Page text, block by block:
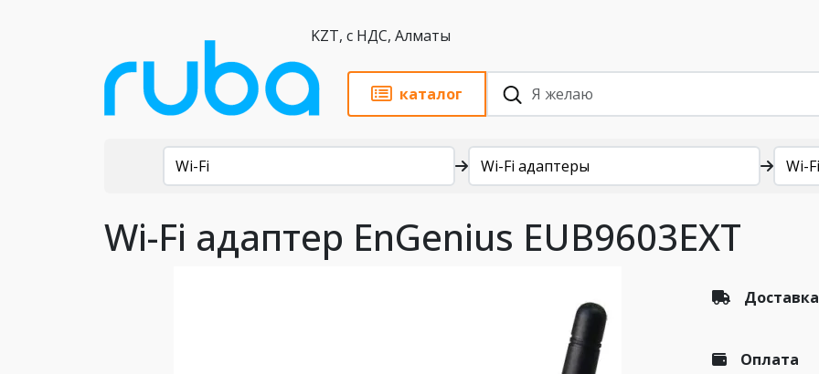
KZT, с НДС, Алматы
каталог
Каталог
Wi-Fi Wi-Fi адаптеры Wi-
Wi-Fi адаптер EnGenius EUB9603EXT
Доставка
Оплата